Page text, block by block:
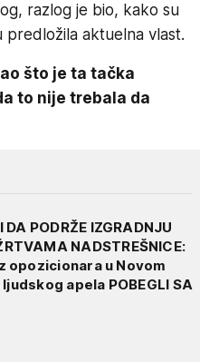
razlog je bio, kako su
predložila aktuelna vlast.
što je ta tačka
to nije trebala da
DA PODRŽE IZGRADNJU
NADSTREŠNICE:
opozicionara u Novom
apela POBEGLI SA